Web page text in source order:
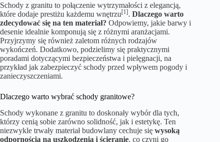
Schody z granitu to połączenie wytrzymałości z elegancją,
które dodaje prestiżu każdemu wnętrzu[1]. Dlaczego warto
zdecydować się na ten materiał? Odpowiemy, jakie barwy i
desenie idealnie komponują się z różnymi aranżacjami.
Przyjrzymy się również zaletom różnych rodzajów
wykończeń. Dodatkowo, podzielimy się praktycznymi
poradami dotyczącymi bezpieczeństwa i pielęgnacji, na
przykład jak zabezpieczyć schody przed wpływem pogody i
zanieczyszczeniami.
Dlaczego warto wybrać schody granitowe?
Schody wykonane z granitu to doskonały wybór dla tych,
którzy cenią sobie zarówno solidność, jak i estetykę. Ten
niezwykle trwały materiał budowlany cechuje się wysoką
odpornością na uszkodzenia i ścieranie, co czyni go